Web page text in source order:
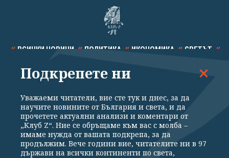
ВСИЧКИ НОВИНИ ПОЛИТИКА ИКОНОМИКА СВЕТЪТ
СПОРТ КУЛТУРА ТЕХНОЛОГИИ КАЛЕЙДОСКОП
Общи условия Политика за поверителност
Подкрепете ни
Уважаеми читатели, вие сте тук и днес, за да
научите новините от България и света, и да
прочетете актуални анализи и коментари от
„Клуб Z“. Ние се обръщаме към вас с молба –
имаме нужда от вашата подкрепа, за да
продължим. Вече години вие, читателите ни в 97
държави на всички континенти по света,